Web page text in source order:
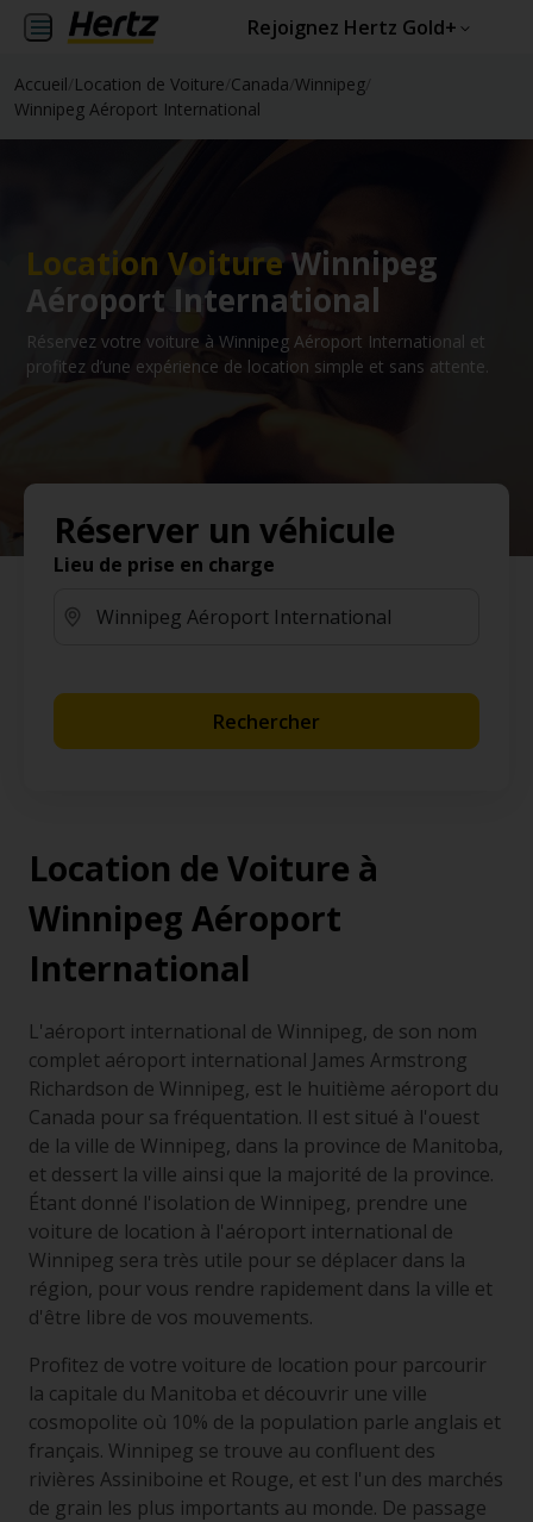
Rejoignez Hertz Gold+
Accueil Location de Voiture Canada Winnipeg
Winnipeg Aéroport International
Location Voiture Winnipeg
Aéroport International
Réservez votre voiture à Winnipeg Aéroport International et
profitez d’une expérience de location simple et sans attente.
Réserver un véhicule
Lieu de prise en charge
Rechercher
Location de Voiture à
Winnipeg Aéroport
International
L'aéroport international de Winnipeg, de son nom
complet aéroport international James Armstrong
Richardson de Winnipeg, est le huitième aéroport du
Canada pour sa fréquentation. Il est situé à l'ouest
de la ville de Winnipeg, dans la province de Manitoba,
et dessert la ville ainsi que la majorité de la province.
Étant donné l'isolation de Winnipeg, prendre une
voiture de location à l'aéroport international de
Winnipeg sera très utile pour se déplacer dans la
région, pour vous rendre rapidement dans la ville et
d'être libre de vos mouvements.
Profitez de votre voiture de location pour parcourir
la capitale du Manitoba et découvrir une ville
cosmopolite où 10% de la population parle anglais et
français. Winnipeg se trouve au confluent des
rivières Assiniboine et Rouge, et est l'un des marchés
de grain les plus importants au monde. De passage